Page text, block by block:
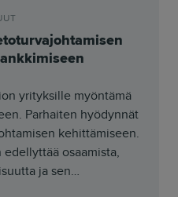
yrityksille myöntämä
Parhaiten hyödynnät
kehittämiseen.
osaamista,
ja sen…